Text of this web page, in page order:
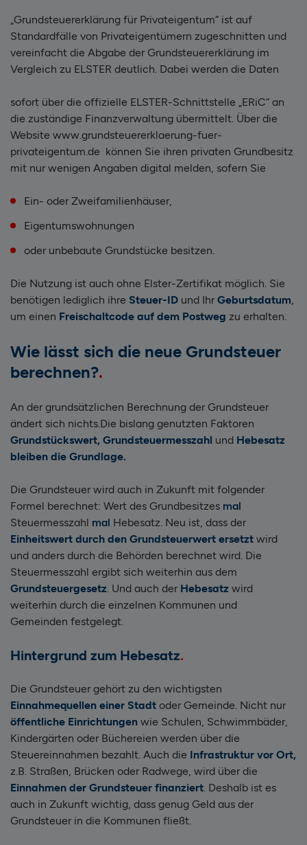
„Grundsteuererklärung für Privateigentum“ ist auf
Standardfälle von Privateigentümern zugeschnitten und
vereinfacht die Abgabe der Grundsteuererklärung im
Vergleich zu ELSTER deutlich. Dabei werden die Daten
sofort über die offizielle ELSTER-Schnittstelle „ERiC“ an
die zuständige Finanzverwaltung übermittelt. Über die
Website www.grundsteuererklaerung-fuer-
privateigentum.de können Sie ihren privaten Grundbesitz
mit nur wenigen Angaben digital melden, sofern Sie
Ein- oder Zweifamilienhäuser,
Eigentumswohnungen
oder unbebaute Grundstücke besitzen.
Die Nutzung ist auch ohne Elster-Zertifikat möglich. Sie
benötigen lediglich ihre Steuer-ID und Ihr Geburtsdatum,
um einen Freischaltcode auf dem Postweg zu erhalten.
Wie lässt sich die neue Grundsteuer
berechnen?
An der grundsätzlichen Berechnung der Grundsteuer
ändert sich nichts.Die bislang genutzten Faktoren
Grundstückswert, Grundsteuermesszahl und Hebesatz
bleiben die Grundlage.
Die Grundsteuer wird auch in Zukunft mit folgender
Formel berechnet: Wert des Grundbesitzes mal
Steuermesszahl mal Hebesatz. Neu ist, dass der
Einheitswert durch den Grundsteuerwert ersetzt wird
und anders durch die Behörden berechnet wird. Die
Steuermesszahl ergibt sich weiterhin aus dem
Grundsteuergesetz. Und auch der Hebesatz wird
weiterhin durch die einzelnen Kommunen und
Gemeinden festgelegt.
Hintergrund zum Hebesatz
Die Grundsteuer gehört zu den wichtigsten
Einnahmequellen einer Stadt oder Gemeinde. Nicht nur
öffentliche Einrichtungen wie Schulen, Schwimmbäder,
Kindergärten oder Büchereien werden über die
Steuereinnahmen bezahlt. Auch die Infrastruktur vor Ort,
z.B. Straßen, Brücken oder Radwege, wird über die
Einnahmen der Grundsteuer finanziert. Deshalb ist es
auch in Zukunft wichtig, dass genug Geld aus der
Grundsteuer in die Kommunen fließt.